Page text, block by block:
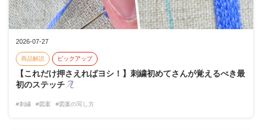
2026-07-27
商品解説 ピックアップ
【これだけ押さえればヨシ！】刺繍初めてさんが覚えるべき最
初のステッチ
#刺繍 #図案 #図案の写し方